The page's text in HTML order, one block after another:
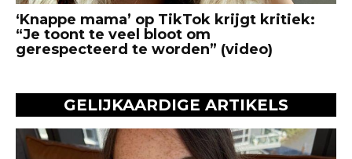
‘Knappe mama’ op TikTok krijgt kritiek:
“Je toont te veel bloot om
gerespecteerd te worden” (video)
GELIJKAARDIGE ARTIKELS